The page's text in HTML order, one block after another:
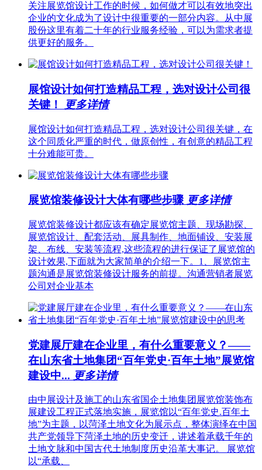
关注展览馆设计工作的时候，如何做才可以有效地突出
企业的文化成为了设计中很重要的一部分内容。从中展
股份这里有着二十年的行业服务经验，可以为需求者提
供更好的服务。
展馆设计如何打造精品工程，选对设计公司很
关键！
更多详情
展馆设计如何打造精品工程，选对设计公司很关键，在
这个同质化严重的时代，做原创性，有创意的精品工程
十分难能可贵。
展览馆装修设计大体有哪些步骤 更多详情
展览馆装修设计都应该有确定展览馆主题、现场勘探、
展览馆设计、配套活动、展具制作、地面铺设、安装展
架、布线、安装等流程,这些流程的进行保证了展览馆的
设计效果,下面就为大家简单的介绍一下。1、展览馆主
题沟通是展览馆装修设计服务的前提。沟通营销者展览
公司对企业基本
党建展厅建在企业里，有什么重要意义？——
在山东省土地集团“百年党史·百年土地”展览馆
建设中... 更多详情
由中展设计及施工的山东省国企土地集团展览馆装饰布
展建设工程正式落地实施，展览馆以“百年党史.百年土
地”为主题，以菏泽土地文化为展示点，整体演绎在中国
共产党领导下菏泽土地的历史变迁，讲述着承载千年的
土地文脉和中国古代土地制度历史沿革大事记。 展览馆
以“承载、